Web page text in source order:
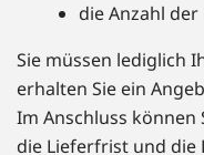
die Anzahl
Sie müssen lediglich
erhalten Sie ein
Im Anschluss können
die Lieferfrist und die